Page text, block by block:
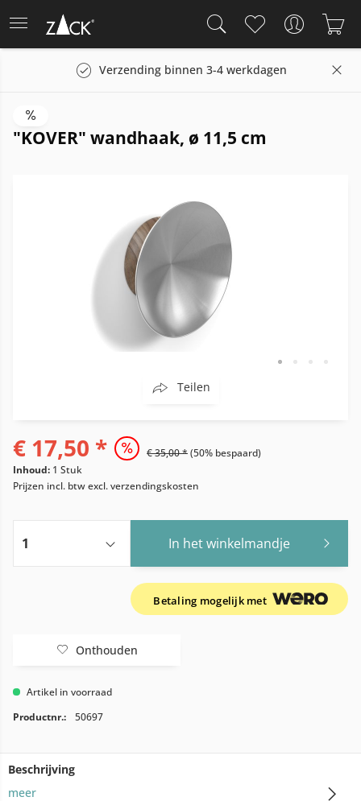
Verzending binnen 3-4 werkdagen
"KOVER" wandhaak, ø 11,5 cm
Teilen
€ 17,50 * € 35,00 *(50% bespaard)
Inhoud: 1 Stuk
Prijzen incl. btwexcl. verzendingskosten
In het winkelmandje
Betaling mogelijk met
Onthouden
Artikel in voorraad
Productnr.:
50697
Beschrijving
meer